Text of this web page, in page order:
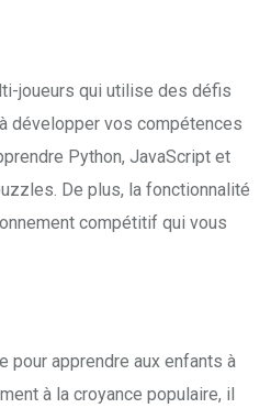
joueurs qui utilise des défis
développer vos compétences
Python, JavaScript et
De plus, la fonctionnalité
compétitif qui vous
pour apprendre aux enfants à
à la croyance populaire, il